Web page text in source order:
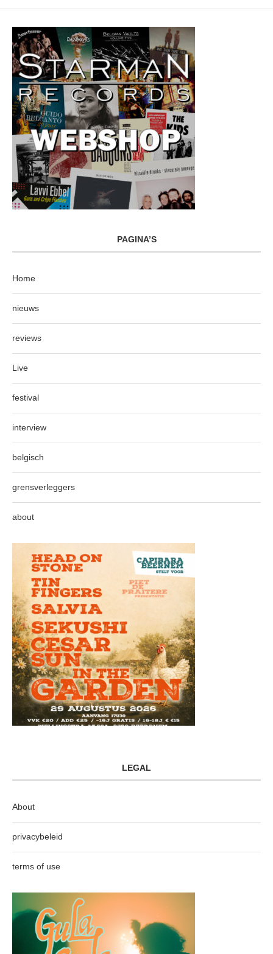
PAGINA’S
Home
nieuws
reviews
Live
festival
interview
belgisch
grensverleggers
about
LEGAL
About
privacybeleid
terms of use